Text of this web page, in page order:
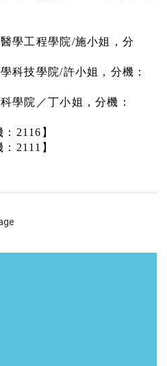
學工程學院/施小姐，分
科技學院/許小姐，分機：
學院／丁小姐，分機：
2116 】
2111 】